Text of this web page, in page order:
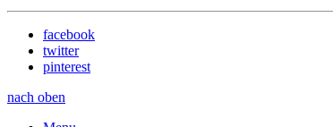
facebook
twitter
pinterest
nach oben